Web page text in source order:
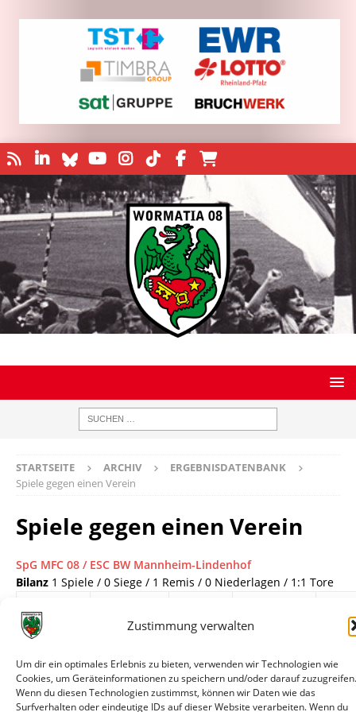
Zustimmung verwalten
Um dir ein optimales Erlebnis zu bieten, verwenden wir Technologien wie
Cookies, um Geräteinformationen zu speichern und/oder darauf zuzugreifen.
Wenn du diesen Technologien zustimmst, können wir Daten wie das
Surfverhalten oder eindeutige IDs auf dieser Website verarbeiten. Wenn du
STARTSEITE ARCHIV
ERGEBNISDATENBANK
Spiele gegen einen Verein
Spiele gegen einen Verein
SpG MFC 08 / ESC BW Mannheim-Lindenhof
Bilanz 1 Spiele / 0 Siege / 1 Remis / 0 Niederlagen / 1:1 Tore
21.02.2020
SpG MFC
BW
Mannheim-
Lindenhof -
1:1 Testspiel